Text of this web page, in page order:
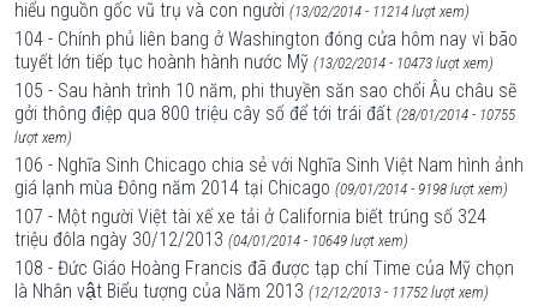
hiểu nguồn gốc vũ trụ và con người (13/02/2014 - 11214 lượt xem)
104 - Chính phủ liên bang ở Washington đóng cửa hôm nay vì bão
tuyết lớn tiếp tục hoành hành nước Mỹ (13/02/2014 - 10473 lượt xem)
105 - Sau hành trình 10 năm, phi thuyền săn sao chổi Âu châu sẽ
gởi thông điệp qua 800 triệu cây số để tới trái đất (28/01/2014 - 10755
lượt xem)
106 - Nghĩa Sinh Chicago chia sẻ với Nghĩa Sinh Việt Nam hình ảnh
giá lạnh mùa Đông năm 2014 tại Chicago (09/01/2014 - 9198 lượt xem)
107 - Một người Việt tài xế xe tải ở California biết trúng số 324
triệu đôla ngày 30/12/2013 (04/01/2014 - 10649 lượt xem)
108 - Đức Giáo Hoàng Francis đã được tạp chí Time của Mỹ chọn
là Nhân vật Biểu tượng của Năm 2013 (12/12/2013 - 11752 lượt xem)